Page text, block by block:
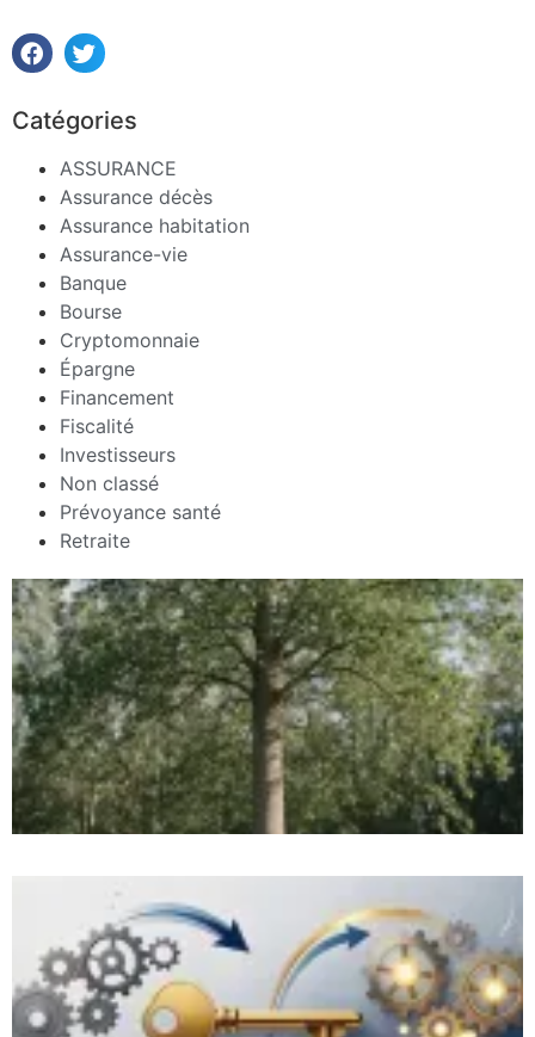
Catégories
ASSURANCE
Assurance décès
Assurance habitation
Assurance-vie
Banque
Bourse
Cryptomonnaie
Épargne
Financement
Fiscalité
Investisseurs
Non classé
Prévoyance santé
Retraite